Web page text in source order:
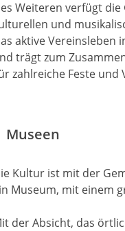
Weiteren verfügt
und
aktive Vereinsleben
trägt zum
zahlreiche Feste
Museen
Kultur ist mit der
Museum, mit einem
der Absicht, das